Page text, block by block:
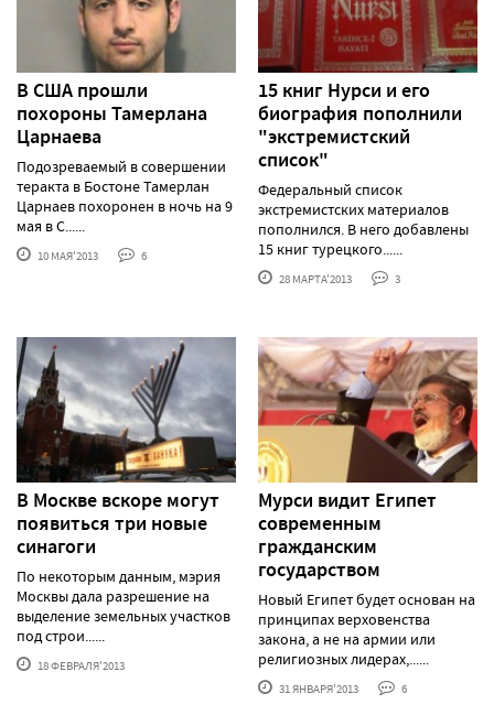
В США прошли
похороны Тамерлана
Царнаева
Подозреваемый в совершении
теракта в Бостоне Тамерлан
Царнаев похоронен в ночь на 9
мая в С......
10 МАЯ'2013 6
15 книг Нурси и его
биография пополнили
"экстремистский
список"
Федеральный список
экстремистских материалов
пополнился. В него добавлены
15 книг турецкого......
28 МАРТА'2013 3
В Москве вскоре могут
появиться три новые
синагоги
По некоторым данным, мэрия
Москвы дала разрешение на
выделение земельных участков
под строи......
18 ФЕВРАЛЯ'2013
Мурси видит Египет
современным
гражданским
государством
Новый Египет будет основан на
принципах верховенства
закона, а не на армии или
религиозных лидерах,......
31 ЯНВАРЯ'2013 6